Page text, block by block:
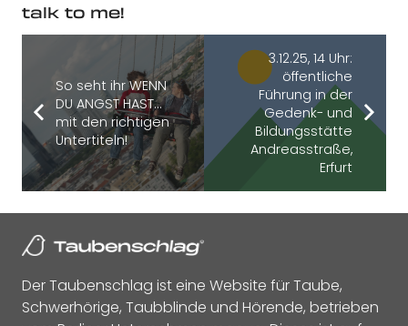
talk to me!
So seht ihr WENN
DU ANGST HAST…
mit den richtigen
Untertiteln!
3.12.25, 14 Uhr:
öffentliche
Führung in der
Gedenk- und
Bildungsstätte
Andreasstraße,
Erfurt
Der Taubenschlag ist eine Website für Taube,
Schwerhörige, Taubblinde und Hörende, betrieben